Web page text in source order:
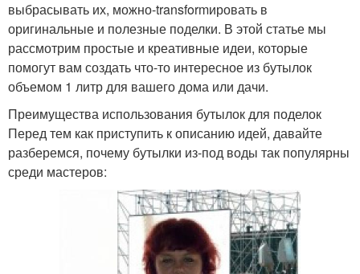
выбрасывать их, можно-transformировать в
оригинальные и полезные поделки. В этой статье мы
рассмотрим простые и креативные идеи, которые
помогут вам создать что-то интересное из бутылок
объемом 1 литр для вашего дома или дачи.
Преимущества использования бутылок для поделок
Перед тем как приступить к описанию идей, давайте
разберемся, почему бутылки из-под воды так популярны
среди мастеров: